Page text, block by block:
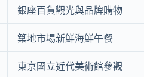
銀座百貨觀光與品牌購物
築地市場新鮮海鮮午餐
東京國立近代美術館參觀